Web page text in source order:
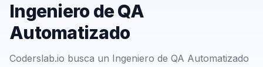
Ingeniero de QA
Automatizado
Coderslab.io busca un Ingeniero de QA Automatizado